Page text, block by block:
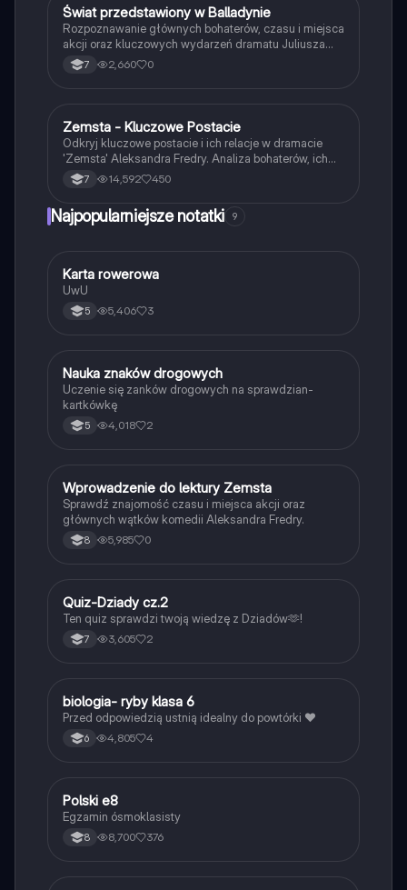
ŚJęzyk polski
Świat przedstawiony w Balladynie
Rozpoznawanie głównych bohaterów, czasu i miejsca
akcji oraz kluczowych wydarzeń dramatu Juliusza
Słowackiego.
7 2,660 0
Język polski
Zemsta - Kluczowe Postacie
Odkryj kluczowe postacie i ich relacje w dramacie
'Zemsta' Aleksandra Fredry. Analiza bohaterów, ich
cech oraz kontekstu historycznego akcji. Idealne dla
uczniów przygotowujących się do lekcji lub
7 14,592 450
Najpopularniejsze notatki 9
KTechnika
Karta rowerowa
UwU
5 5,406 3
NTechnika
Nauka znaków drogowych
Uczenie się zanków drogowych na sprawdzian-
kartkówkę
5 4,018 2
WJęzyk polski
Wprowadzenie do lektury Zemsta
Sprawdź znajomość czasu i miejsca akcji oraz
głównych wątków komedii Aleksandra Fredry.
8 5,985 0
QJęzyk polski
Quiz-Dziady cz.2
Ten quiz sprawdzi twoją wiedzę z Dziadów🫶!
7 3,605 2
BBiologia
biologia- ryby klasa 6
Przed odpowiedzią ustnią idealny do powtórki ❤️
6 4,805 4
Język polski
Polski e8
Egzamin ósmoklasisty
8 8,700 376